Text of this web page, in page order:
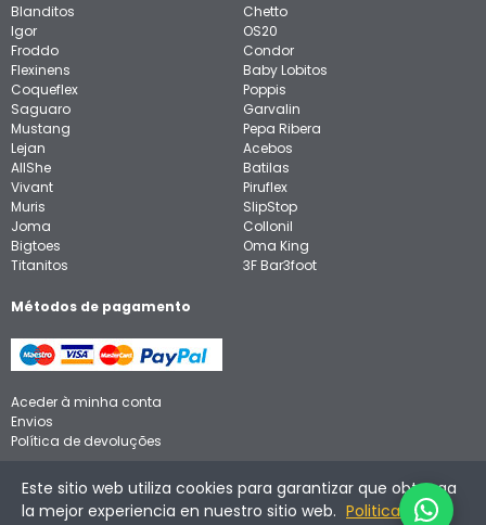
Blanditos
Igor
Froddo
Flexinens
Coqueflex
Saguaro
Mustang
Lejan
AllShe
Vivant
Muris
Joma
Bigtoes
Titanitos
Chetto
OS20
Condor
Baby Lobitos
Poppis
Garvalin
Pepa Ribera
Acebos
Batilas
Piruflex
SlipStop
Collonil
Oma King
3F Bar3foot
Métodos de pagamento
Aceder à minha conta
Envios
Política de devoluções
Aviso legal
Política de privacidade
Política de cookies
Este sitio web utiliza cookies para garantizar que obtenga
la mejor experiencia en nuestro sitio web. Politica de